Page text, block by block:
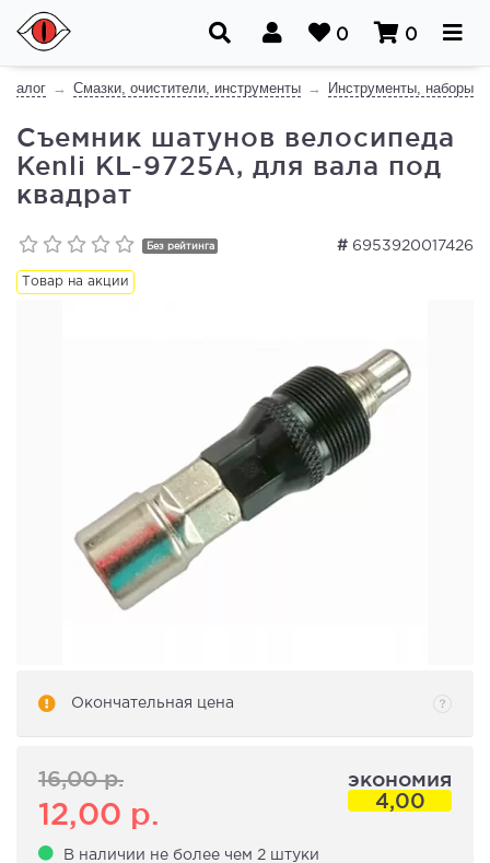
0 0
Смазки, очистители, инструменты Инструменты, наборы
Съемник шатунов велосипеда
Kenli KL-9725A, для вала под
квадрат
# 6953920017426
Без рейтинга
Товар на акции
Окончательная цена
экономия
4,00
16,00р.
12,00 р.
В наличии не более чем 2 штуки